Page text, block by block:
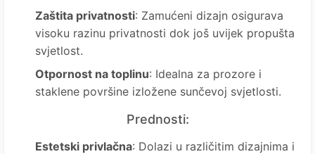
Zaštita privatnosti: Zamućeni dizajn osigurava
visoku razinu privatnosti dok još uvijek propušta
svjetlost.
Otpornost na toplinu: Idealna za prozore i
staklene površine izložene sunčevoj svjetlosti.
Prednosti:
Estetski privlačna: Dolazi u različitim dizajnima i